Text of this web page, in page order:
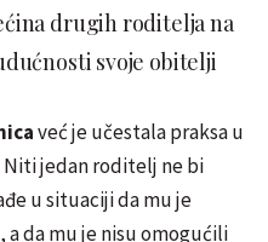
drugih roditelja na
svoje obitelji
već je učestala praksa u
jedan roditelj ne bi
u situaciji da mu je
, a da mu je nisu omogućili